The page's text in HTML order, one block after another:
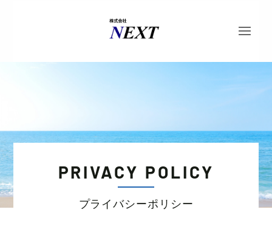
PRIVACY POLICY
プライバシーポリシー